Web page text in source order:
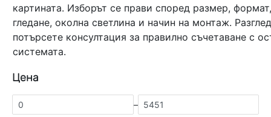
картината. Изборът се прави според размер,
гледане, околна светлина и начин на монтаж.
потърсете консултация за правилно съчетаване с
системата.
Цена
–